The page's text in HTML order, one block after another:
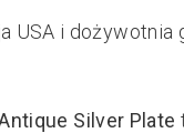
USA i dożywotnia
Silver Plate